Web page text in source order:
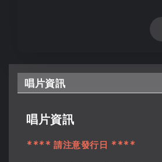
唱片資訊
唱片資訊
**** 請注意發行日 ****